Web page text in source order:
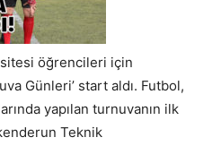
öğrencileri için
Günleri’ start aldı. Futbol,
yapılan turnuvanın ilk
Teknik